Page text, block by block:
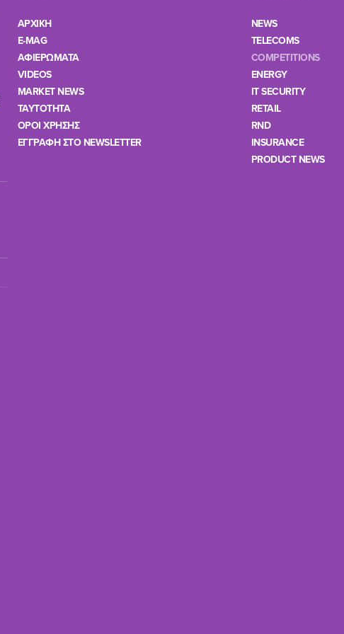
ΑΡΧΙΚΗ
E-MAG
ΑΦΙΕΡΩΜΑΤΑ
VIDEOS
MARKET NEWS
TAYTOTHTA
ΟΡΟΙ ΧΡΗΣΗΣ
ΕΓΓΡΑΦΗ ΣΤΟ NEWSLETTER
NEWS
TELECOMS
COMPETITIONS
ENERGY
IT SECURITY
RETAIL
RND
INSURANCE
PRODUCT NEWS